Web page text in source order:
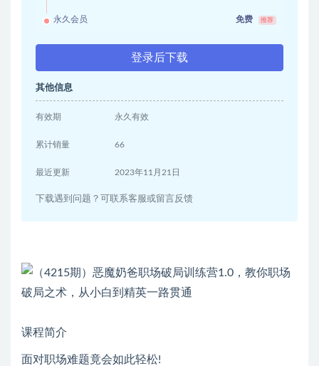
永久会员 免费 推荐
登录后下载
其他信息
有效期 永久有效
累计销量 66
最近更新 2023年11月21日
下载遇到问题？可联系客服或留言反馈
课程简介
面对职场难题竟会如此轻松!